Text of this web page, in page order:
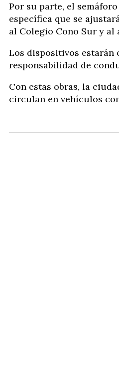
Por su parte, el
específica que se
al Colegio Cono Sur y al
Los dispositivos estarán
responsabilidad de
Con estas obras, la
circulan en vehículos